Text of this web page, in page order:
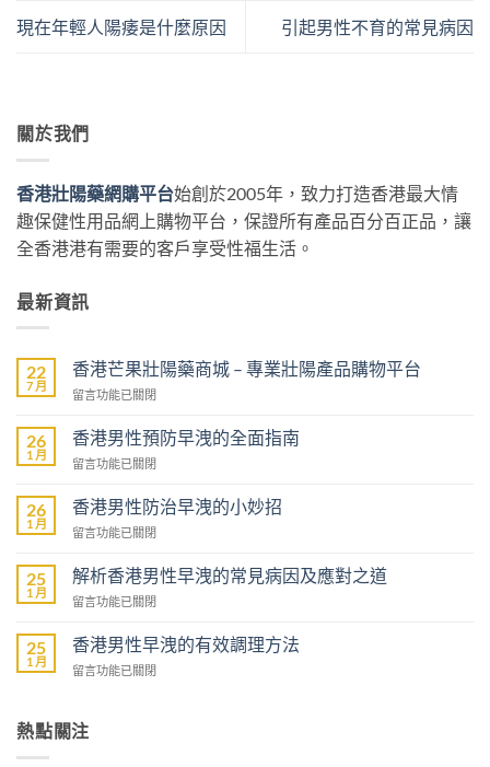
現在年輕人陽痿是什麼原因 引起男性不育的常見病因
關於我們
香港壯陽藥網購平台始創於2005年，致力打造香港最大情
趣保健性用品網上購物平台，保證所有產品百分百正品，讓
全香港港有需要的客戶享受性福生活。
最新資訊
22
7 月
香港芒果壯陽藥商城 – 專業壯陽產品購物平台
在
港
芒
果
陽
藥
商
–
專
壯
陽
產
物
留言功能已關閉
26
1 月
香港男性預防早洩的全面指南
在
港
男
性
防
早
洩
全
面
中
留言功能已關閉
26
1 月
香港男性防治早洩的小妙招
在
港
男
性
治
早
洩
妙
留言功能已關閉
25
1 月
解析香港男性早洩的常見病因及應對之道
在
析
香
港
早
留言功能已關閉
25
1 月
香港男性早洩的有效調理方法
在
男
性
留言功能已關閉
熱點關注